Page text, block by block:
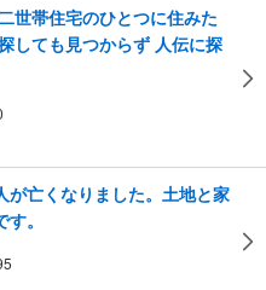
世帯住宅のひとつに住みた
しても見つからず 人伝に探
が亡くなりました。土地と家
。